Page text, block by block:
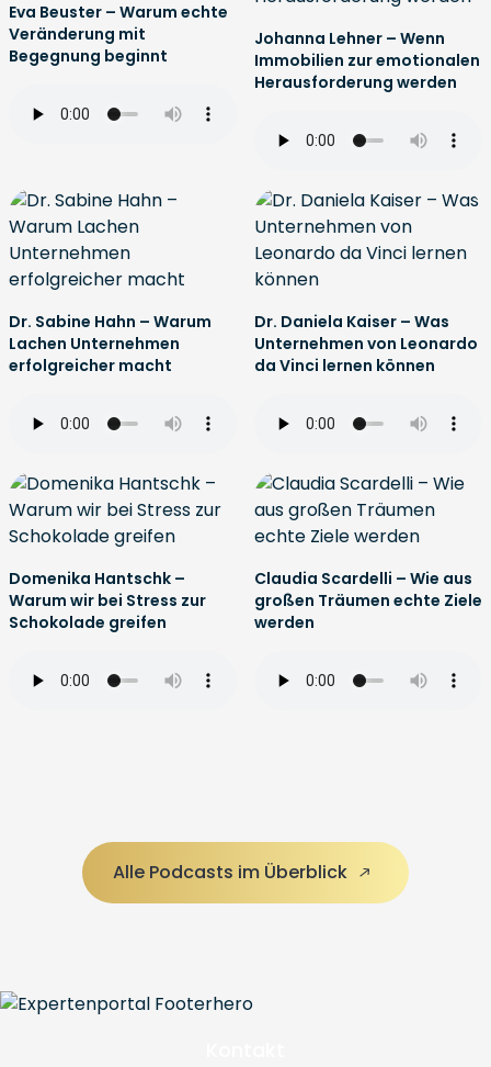
Eva Beuster – Warum echte
Veränderung mit
Begegnung beginnt
Johanna Lehner – Wenn
Immobilien zur emotionalen
Herausforderung werden
Dr. Sabine Hahn – Warum
Lachen Unternehmen
erfolgreicher macht
Dr. Daniela Kaiser – Was
Unternehmen von Leonardo
da Vinci lernen können
Domenika Hantschk –
Warum wir bei Stress zur
Schokolade greifen
Claudia Scardelli – Wie aus
großen Träumen echte Ziele
werden
Alle Podcasts im Überblick